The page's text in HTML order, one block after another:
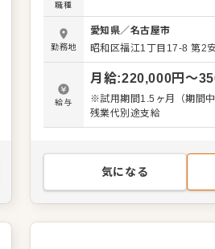
を経て、「湯切り」修業で
す。お客様の「うまい！」
ナルを目指しましょう。 ゆ
や店舗運営の補佐もお任せ
SV、海外店舗の立ち上げな
スもご用意しています。 ＜おすすめポイント＞
「湯切り」で一人前を目指
職種
勤務地
愛知県／名古屋市
昭和区福江1丁目17-8 第2
給与
月給:220,000円〜
※試用期間1.5ヶ月（期間
残業代別途支給
気になる